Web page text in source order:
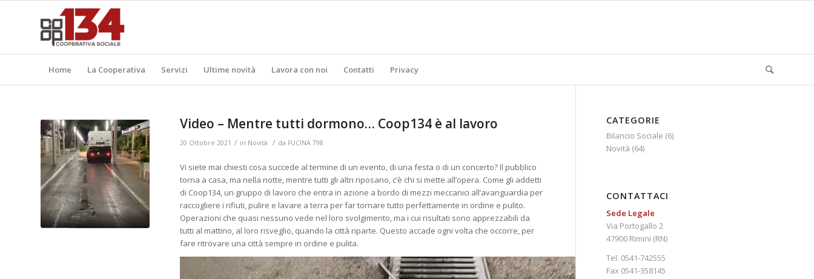
Home La Cooperativa Servizi Ultime novità Lavora con noi Contatti Privacy
Video – Mentre tutti dormono… Coop134 è al lavoro
20 Ottobre 2021 / in Novità / da FUCINA 798
Vi siete mai chiesti cosa succede al termine di un evento, di una festa o di un concerto? Il pubblico
torna a casa, ma nella notte, mentre tutti gli altri riposano, c’è chi si mette all’opera. Come gli addetti
di Coop134, un gruppo di lavoro che entra in azione a bordo di mezzi meccanici all’avanguardia per
raccogliere i rifiuti, pulire e lavare a terra per far tornare tutto perfettamente in ordine e pulito.
Operazioni che quasi nessuno vede nel loro svolgimento, ma i cui risultati sono apprezzabili da
tutti al mattino, al loro risveglio, quando la città riparte. Questo accade ogni volta che occorre, per
fare ritrovare una città sempre in ordine e pulita.
CATEGORIE
Bilancio Sociale (6)
Novità (64)
CONTATTACI
Sede Legale
Via Portogallo 2
47900 Rimini (RN)
Tel. 0541-742555
Fax 0541-358145